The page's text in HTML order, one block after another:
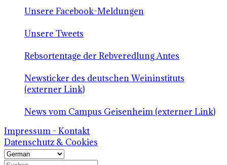
Unsere Facebook-Meldungen
Unsere Tweets
Rebsortentage der Rebveredlung Antes
Newsticker des deutschen Weininstituts
(externer Link)
News vom Campus Geisenheim (externer Link)
Impressum - Kontakt
Datenschutz & Cookies